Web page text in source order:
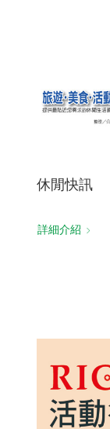
休閒快訊
詳細介紹